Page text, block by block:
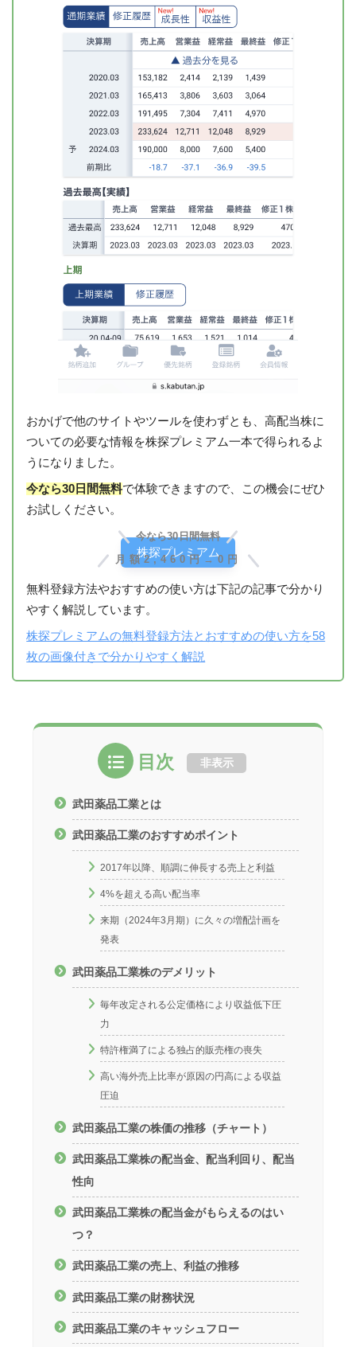
おかげで他のサイトやツールを使わずとも、高配当株に
ついての必要な情報を株探プレミアム一本で得られるよ
うになりました。
今なら30日間無料で体験できますので、この機会にぜひ
お試しください。
今なら30日間無料
株探プレミアム
月額2,460円→0円
無料登録方法やおすすめの使い方は下記の記事で分かり
やすく解説しています。
株探プレミアムの無料登録方法とおすすめの使い方を58
枚の画像付きで分かりやすく解説
目次 非表示
武田薬品工業とは
武田薬品工業のおすすめポイント
2017年以降、順調に伸長する売上と利益
4%を超える高い配当率
来期（2024年3月期）に久々の増配計画を
発表
武田薬品工業株のデメリット
毎年改定される公定価格により収益低下圧
力
特許権満了による独占的販売権の喪失
高い海外売上比率が原因の円高による収益
圧迫
武田薬品工業の株価の推移（チャート）
武田薬品工業株の配当金、配当利回り、配当
性向
武田薬品工業株の配当金がもらえるのはい
つ？
武田薬品工業の売上、利益の推移
武田薬品工業の財務状況
武田薬品工業のキャッシュフロー